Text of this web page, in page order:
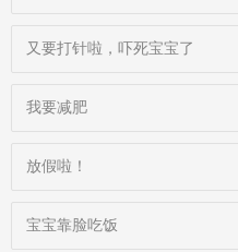
又要打针啦，吓死宝宝了
我要减肥
放假啦！
宝宝靠脸吃饭